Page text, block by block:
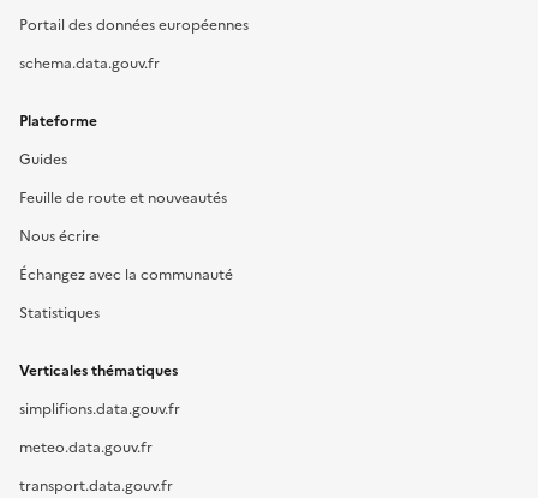
Portail des données européennes
schema.data.gouv.fr
Plateforme
Guides
Feuille de route et nouveautés
Nous écrire
Échangez avec la communauté
Statistiques
Verticales thématiques
simplifions.data.gouv.fr
meteo.data.gouv.fr
transport.data.gouv.fr